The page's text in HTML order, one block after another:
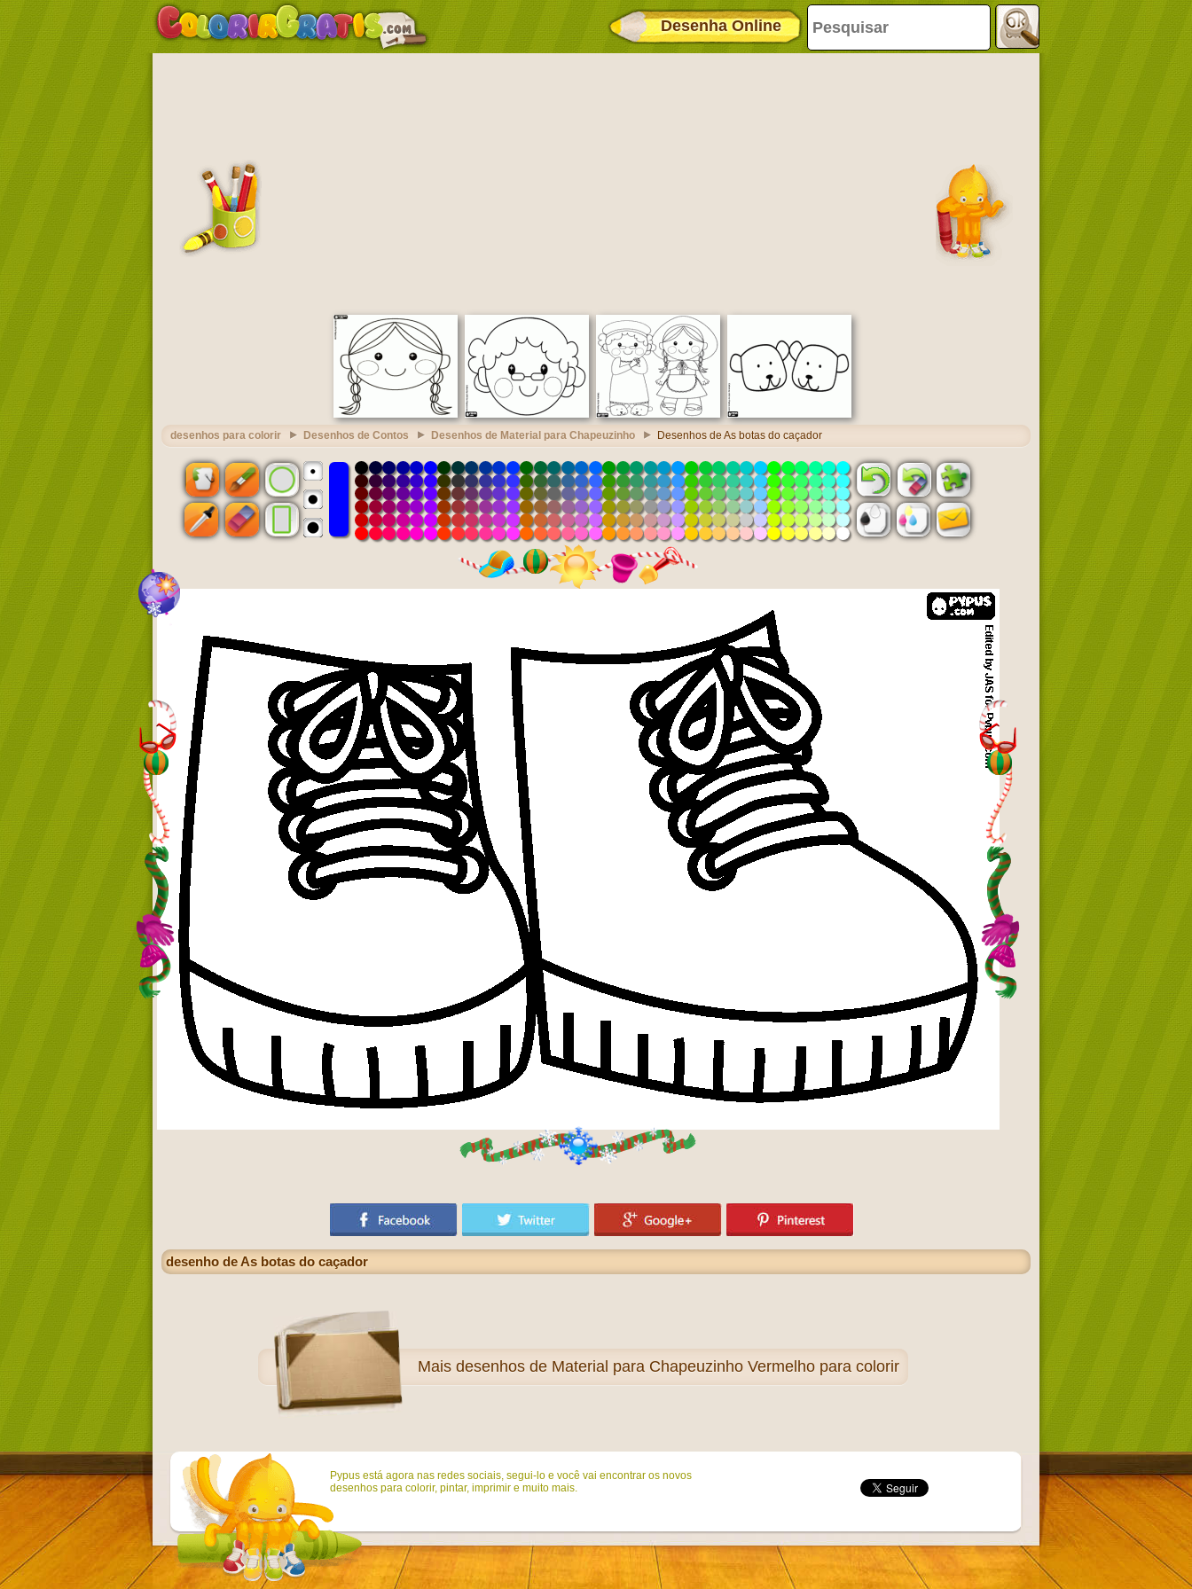
Desenha Online
desenhos para colorir Desenhos de Contos Desenhos de Material para Chapeuzinho Desenhos de As botas do caçador
desenho de As botas do caçador
Mais desenhos de Material para Chapeuzinho Vermelho para colorir
Pypus está agora nas redes sociais, segui-lo e você vai encontrar os novos
desenhos para colorir, pintar, imprimir e muito mais.